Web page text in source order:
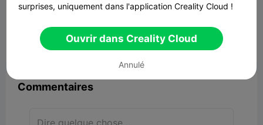
Duck Frankenstein

Commentaires
surprises, uniquement dans l'application Creality Cloud !
Ouvrir dans Creality Cloud
Annulé